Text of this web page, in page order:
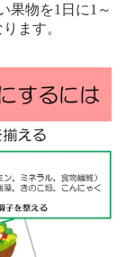
果物を1 日に1 ～
ます。